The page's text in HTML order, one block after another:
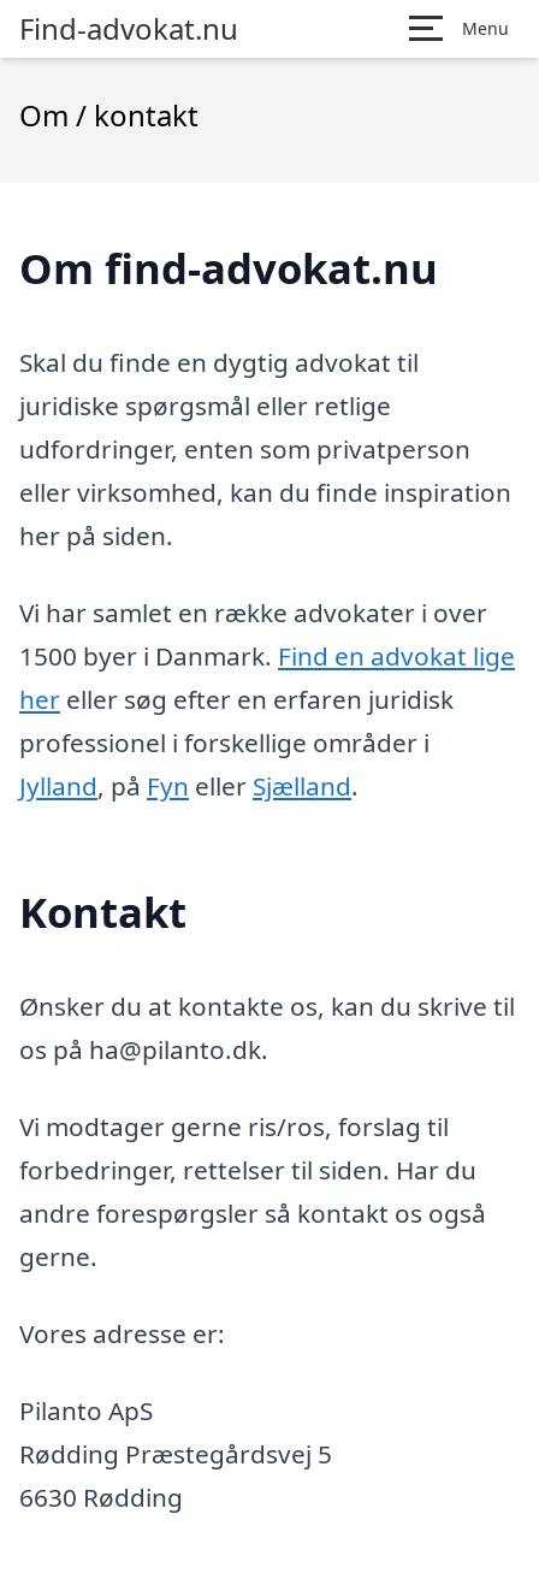
Find-advokat.nu Menu
Om / kontakt
Om find-advokat.nu
Skal du finde en dygtig advokat til
juridiske spørgsmål eller retlige
udfordringer, enten som privatperson
eller virksomhed, kan du finde inspiration
her på siden.
Vi har samlet en række advokater i over
1500 byer i Danmark. Find en advokat lige
her eller søg efter en erfaren juridisk
professionel i forskellige områder i
Jylland, på Fyn eller Sjælland.
Kontakt
Ønsker du at kontakte os, kan du skrive til
os på ha@pilanto.dk.
Vi modtager gerne ris/ros, forslag til
forbedringer, rettelser til siden. Har du
andre forespørgsler så kontakt os også
gerne.
Vores adresse er:
Pilanto ApS
Rødding Præstegårdsvej 5
6630 Rødding